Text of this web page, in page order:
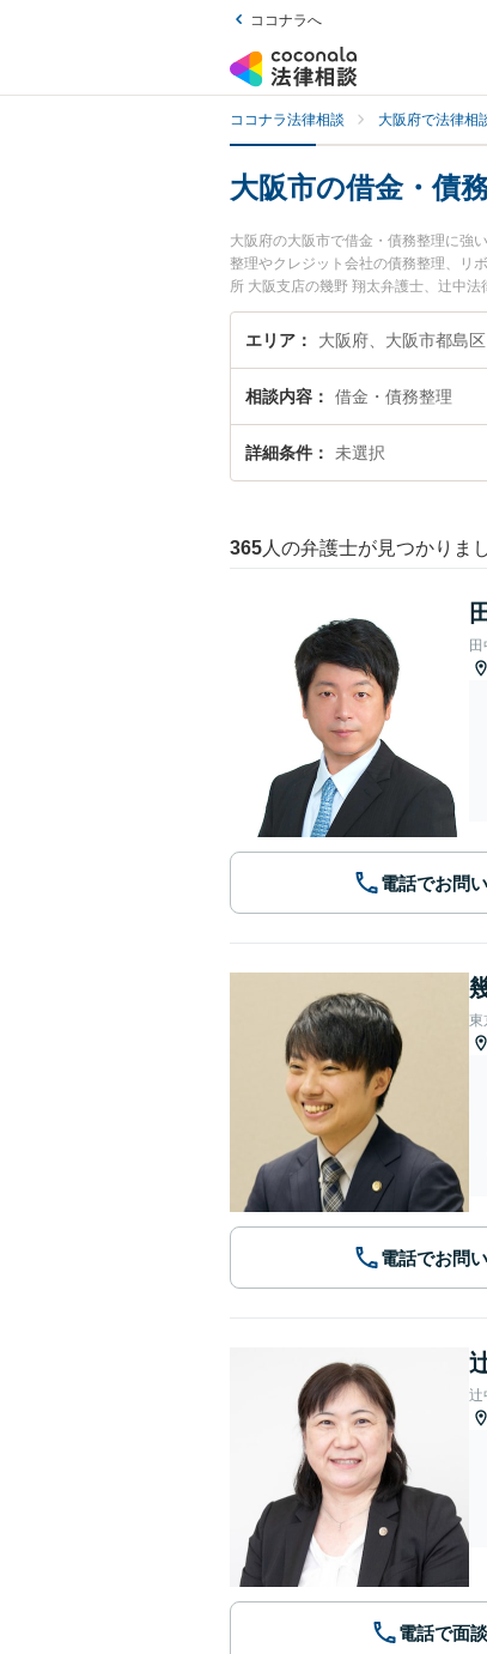
ココナラへ
ココナラ法律相談 大阪府で法律相
大阪市の借金・債
大阪府の大阪市で借金・債務整理に強
整理やクレジット会社の債務整理、リ
所 大阪支店の幾野 翔太弁護士、辻中
務整理のトラブルを今すぐに弁護士に
大阪市内の弁護士に相談予約したい』
エリア
相談内容 借金・債務整理
詳細条件 未選択
365 人の弁護士が見つかりま
電話でお問
東
電話でお問
辻
電話で面